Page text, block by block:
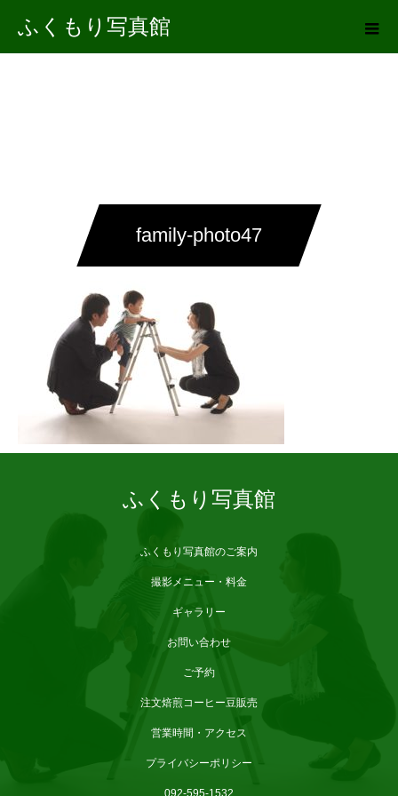
ふくもり写真館
family-photo47
ふくもり写真館
ふくもり写真館のご案内
撮影メニュー・料金
ギャラリー
お問い合わせ
ご予約
注文焙煎コーヒー豆販売
営業時間・アクセス
プライバシーポリシー
092-595-1532